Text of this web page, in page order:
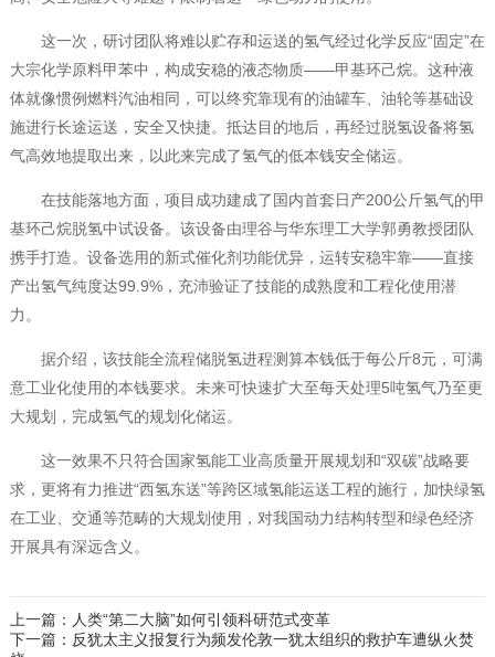
这一次，研讨团队将难以贮存和运送的氢气经过化学反应“固定”在
大宗化学原料甲苯中，构成安稳的液态物质——甲基环己烷。这种液
体就像惯例燃料汽油相同，可以终究靠现有的油罐车、油轮等基础设
施进行长途运送，安全又快捷。抵达目的地后，再经过脱氢设备将氢
气高效地提取出来，以此来完成了氢气的低本钱安全储运。
在技能落地方面，项目成功建成了国内首套日产200公斤氢气的甲
基环己烷脱氢中试设备。该设备由理谷与华东理工大学郭勇教授团队
携手打造。设备选用的新式催化剂功能优异，运转安稳牢靠——直接
产出氢气纯度达99.9%，充沛验证了技能的成熟度和工程化使用潜
力。
据介绍，该技能全流程储脱氢进程测算本钱低于每公斤8元，可满
意工业化使用的本钱要求。未来可快速扩大至每天处理5吨氢气乃至更
大规划，完成氢气的规划化储运。
这一效果不只符合国家氢能工业高质量开展规划和“双碳”战略要
求，更将有力推进“西氢东送”等跨区域氢能运送工程的施行，加快绿氢
在工业、交通等范畴的大规划使用，对我国动力结构转型和绿色经济
开展具有深远含义。
上一篇：人类“第二大脑”如何引领科研范式变革
下一篇：反犹太主义报复行为频发伦敦一犹太组织的救护车遭纵火焚